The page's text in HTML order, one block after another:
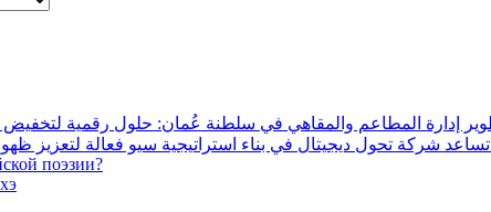
إدارة المطاعم والمقاهي في سلطنة عُمان: حلول رقمية لتخفيض
شركة تحول ديجيتال في بناء استراتيجية سيو فعالة لتعزيز
поэзии?